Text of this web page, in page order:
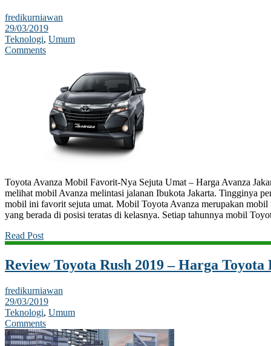
fredikurniawan
29/03/2019
Teknologi, Umum
Comments
Toyota Avanza Mobil Favorit-Nya Sejuta Umat – Harga Avanza
melihat mobil Avanza melintasi jalanan Ibukota Jakarta. Tingginya
mobil ini favorit sejuta umat. Mobil Toyota Avanza merupakan
yang berada di posisi teratas di kelasnya. Setiap tahunnya mobil
Read Post
Review Toyota Rush 2019 – Harga Toyota
fredikurniawan
29/03/2019
Teknologi, Umum
Comments